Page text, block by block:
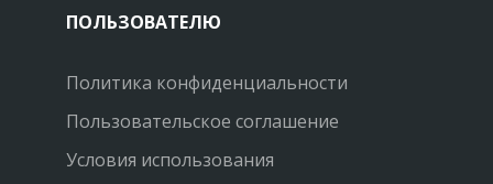
ПОЛЬЗОВАТЕЛЮ
Политика конфиденциальности
Пользовательское соглашение
Условия использования